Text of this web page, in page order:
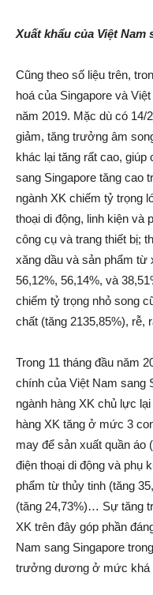
Xuất khẩu của Việt Nam
Cũng theo số liệu trên,
hoá của Singapore và
năm 2019. Mặc dù có
giảm, tăng trưởng âm
khác lại tăng rất cao,
sang Singapore tăng cao
ngành XK chiếm tỷ trọng
thoại di động, linh kiện và
công cụ và trang thiết bị;
xăng dầu và sản phẩm từ
56,12%, 56,14%, và
chiếm tỷ trọng nhỏ song
chất (tăng 2135,85%), rễ,
Trong 11 tháng đầu năm
chính của Việt Nam sang
ngành hàng XK chủ lực
hàng XK tăng ở mức 3
may để sản xuất quần áo
điện thoại di động và phụ
phẩm từ thủy tinh (tăng
(tăng 24,73%)… Sự tăng
XK trên đây góp phần
Nam sang Singapore
trưởng dương ở mức khá